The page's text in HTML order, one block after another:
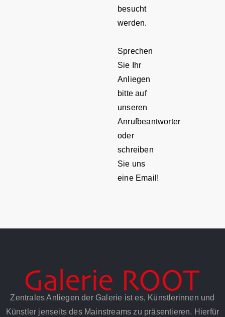
besucht
werden.
Sprechen
Sie Ihr
Anliegen
bitte auf
unseren
Anrufbeantworter
oder
schreiben
Sie uns
eine Email!
Zentrales Anliegen der Galerie ist es, Künstlerinnen und
Künstler jenseits des Mainstreams zu präsentieren. Hierfür